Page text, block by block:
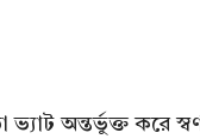
অন্তর্ভুক্ত করে